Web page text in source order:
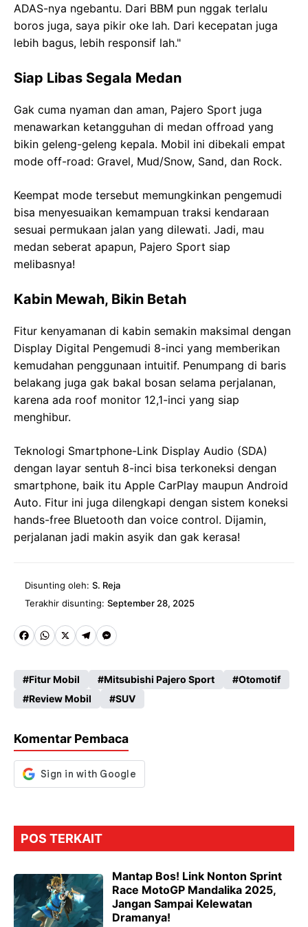
ADAS-nya ngebantu. Dari BBM pun nggak terlalu
boros juga, saya pikir oke lah. Dari kecepatan juga
lebih bagus, lebih responsif lah."
Siap Libas Segala Medan
Gak cuma nyaman dan aman, Pajero Sport juga
menawarkan ketangguhan di medan offroad yang
bikin geleng-geleng kepala. Mobil ini dibekali empat
mode off-road: Gravel, Mud/Snow, Sand, dan Rock.
Keempat mode tersebut memungkinkan pengemudi
bisa menyesuaikan kemampuan traksi kendaraan
sesuai permukaan jalan yang dilewati. Jadi, mau
medan seberat apapun, Pajero Sport siap
melibasnya!
Kabin Mewah, Bikin Betah
Fitur kenyamanan di kabin semakin maksimal dengan
Display Digital Pengemudi 8-inci yang memberikan
kemudahan penggunaan intuitif. Penumpang di baris
belakang juga gak bakal bosan selama perjalanan,
karena ada roof monitor 12,1-inci yang siap
menghibur.
Teknologi Smartphone-Link Display Audio (SDA)
dengan layar sentuh 8-inci bisa terkoneksi dengan
smartphone, baik itu Apple CarPlay maupun Android
Auto. Fitur ini juga dilengkapi dengan sistem koneksi
hands-free Bluetooth dan voice control. Dijamin,
perjalanan jadi makin asyik dan gak kerasa!
Disunting oleh: S. Reja
Terakhir disunting: September 28, 2025
Fa
b
o
k
W
ts
A
p
X
Te
a
M
se
n
er
Fitur Mobil Mitsubishi Pajero Sport
Otomotif
Review Mobil
SUV
Komentar Pembaca
POS TERKAIT
Mantap Bos! Link Nonton Sprint
Race MotoGP Mandalika 2025,
Jangan Sampai Kelewatan
Dramanya!